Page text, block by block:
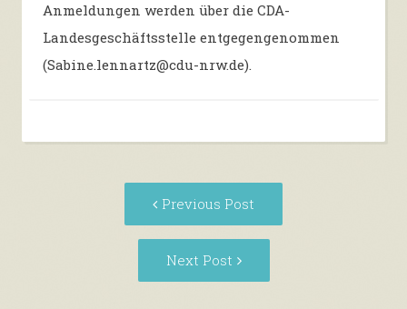
Anmeldungen werden über die CDA-
Landesgeschäftsstelle entgegengenommen
(Sabine.lennartz@cdu-nrw.de).
Previous Post
post:
Next Post
Post: